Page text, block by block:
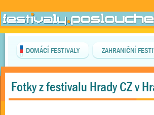
DOMÁCÍ FESTIVALY ZAHRANIČNÍ
Fotky z festivalu Hrady CZ v